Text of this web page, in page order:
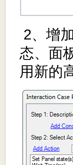
2、增
态、面
用新的